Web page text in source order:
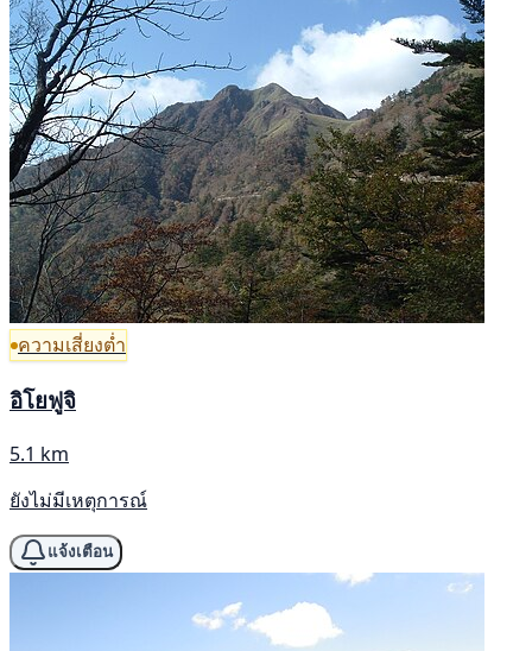
ความเสี่ยงต่ำ
อิโยฟูจิ
5.1 km
ยังไม่มีเหตุการณ์
แจ้งเตือน